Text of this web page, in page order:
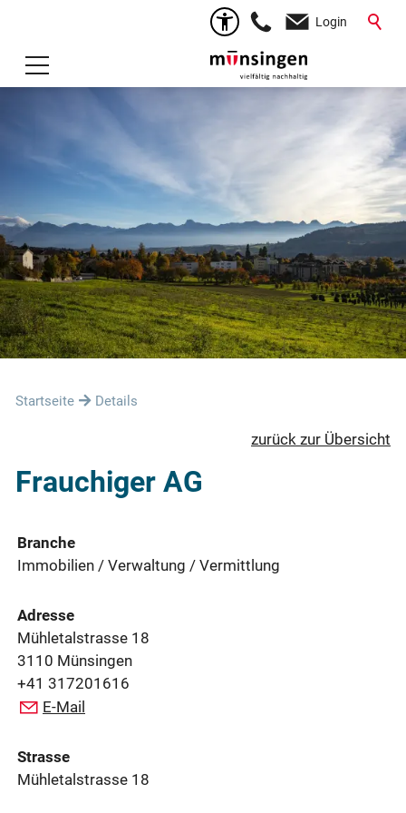
Login
Startseite Details
zurück zur Übersicht
Frauchiger AG
Branche
Immobilien / Verwaltung / Vermittlung
Adresse
Mühletalstrasse 18
3110 Münsingen
+41 317201616
E-Mail
Strasse
Mühletalstrasse 18